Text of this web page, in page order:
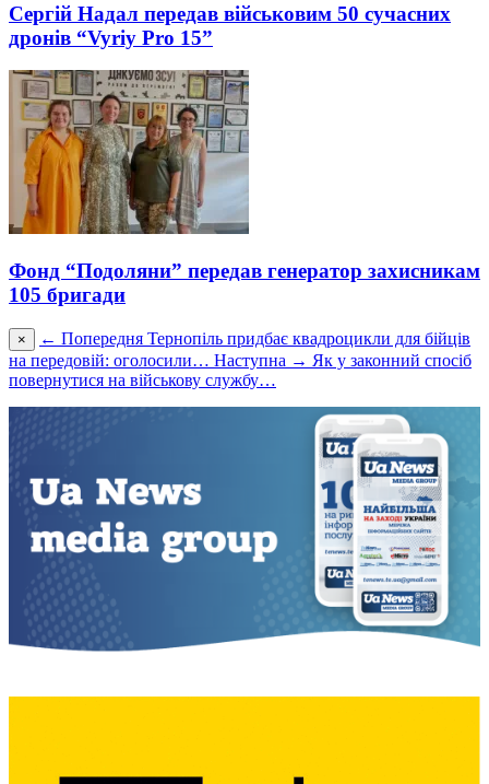
Сергій Надал передав військовим 50 сучасних
дронів “Vyriy Pro 15”
Фонд “Подоляни” передав генератор захисникам
105 бригади
× ← Попередня Тернопіль придбає квадроцикли для бійців
на передовій: оголосили… Наступна → Як у законний спосіб
повернутися на військову службу…